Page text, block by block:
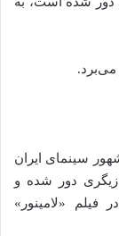
از چهره‌های مشهور سینمای ایران
از بازیگری دور شده و
«لامینور»